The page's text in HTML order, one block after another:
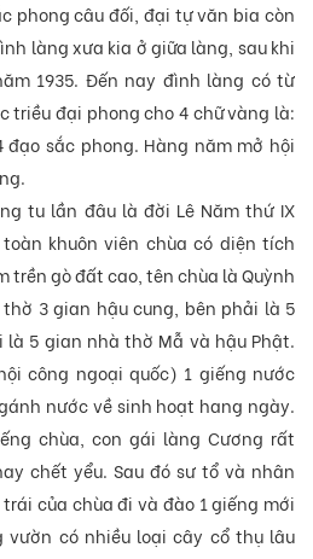
phong câu đối, đại tự văn bia còn
làng xưa kia ở giữa làng, sau khi
1935. Đến nay đình làng có từ
triều đại phong cho 4 chữ vàng là:
đạo sắc phong. Hàng năm mở hội
tu lần đâu là đời Lê Năm thứ IX
khuôn viên chùa có diện tích
trền gò đất cao, tên chùa là Quỳnh
3 gian hậu cung, bên phải là 5
5 gian nhà thờ Mẫ và hậu Phật.
công ngoại quốc) 1 giếng nước
nước về sinh hoạt hang ngày.
chùa, con gái làng Cương rất
chết yểu. Sau đó sư tổ và nhân
của chùa đi và đào 1 giếng mới
vườn có nhiều loại cây cổ thụ lâu